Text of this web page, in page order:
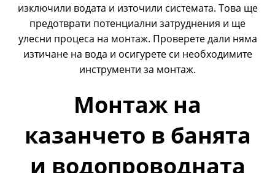
изключили водата и източили системата. Това ще
предотврати потенциални затруднения и ще
улесни процеса на монтаж. Проверете дали няма
изтичане на вода и осигурете си необходимите
инструменти за монтаж.
Монтаж на
казанчето в банята
и водопроводната